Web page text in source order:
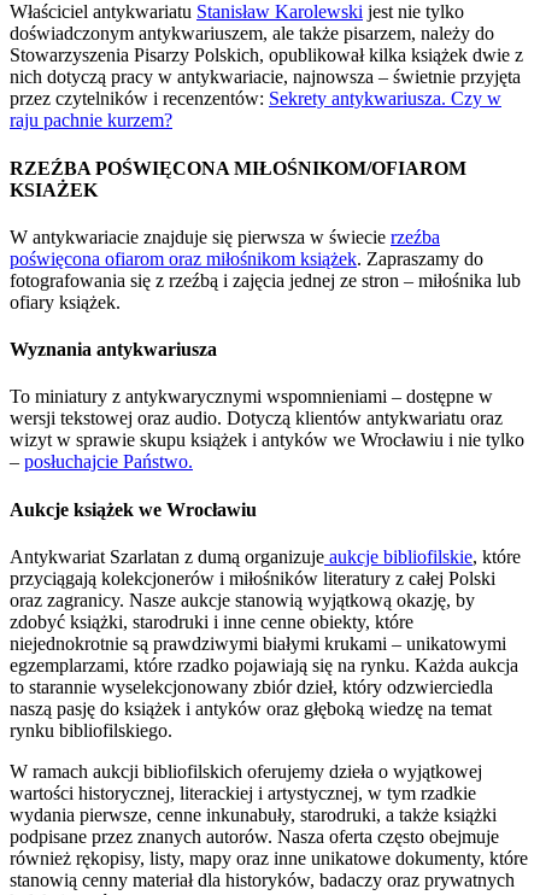
Właściciel antykwariatu Stanisław Karolewski jest nie tylko
doświadczonym antykwariuszem, ale także pisarzem, należy do
Stowarzyszenia Pisarzy Polskich, opublikował kilka książek dwie z
nich dotyczą pracy w antykwariacie, najnowsza – świetnie przyjęta
przez czytelników i recenzentów: Sekrety antykwariusza. Czy w
raju pachnie kurzem?
RZEŹBA POŚWIĘCONA MIŁOŚNIKOM/OFIAROM
KSIAŻEK
W antykwariacie znajduje się pierwsza w świecie rzeźba
poświęcona ofiarom oraz miłośnikom książek. Zapraszamy do
fotografowania się z rzeźbą i zajęcia jednej ze stron – miłośnika lub
ofiary książek.
Wyznania antykwariusza
To miniatury z antykwarycznymi wspomnieniami – dostępne w
wersji tekstowej oraz audio. Dotyczą klientów antykwariatu oraz
wizyt w sprawie skupu książek i antyków we Wrocławiu i nie tylko
– posłuchajcie Państwo.
Aukcje książek we Wrocławiu
Antykwariat Szarlatan z dumą organizuje aukcje bibliofilskie, które
przyciągają kolekcjonerów i miłośników literatury z całej Polski
oraz zagranicy. Nasze aukcje stanowią wyjątkową okazję, by
zdobyć książki, starodruki i inne cenne obiekty, które
niejednokrotnie są prawdziwymi białymi krukami – unikatowymi
egzemplarzami, które rzadko pojawiają się na rynku. Każda aukcja
to starannie wyselekcjonowany zbiór dzieł, który odzwierciedla
naszą pasję do książek i antyków oraz głęboką wiedzę na temat
rynku bibliofilskiego.
W ramach aukcji bibliofilskich oferujemy dzieła o wyjątkowej
wartości historycznej, literackiej i artystycznej, w tym rzadkie
wydania pierwsze, cenne inkunabuły, starodruki, a także książki
podpisane przez znanych autorów. Nasza oferta często obejmuje
również rękopisy, listy, mapy oraz inne unikatowe dokumenty, które
stanowią cenny materiał dla historyków, badaczy oraz prywatnych